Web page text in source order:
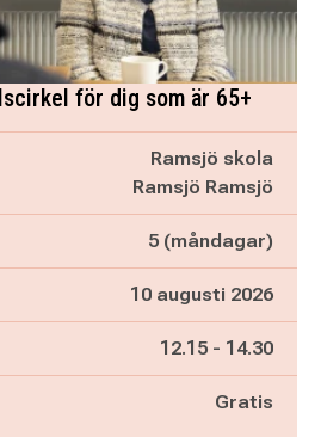
för dig som är 65+
Ramsjö skola
Ramsjö Ramsjö
5 (måndagar)
10 augusti 2026
Pågår mellan
12.15 - och
14.30
Gratis